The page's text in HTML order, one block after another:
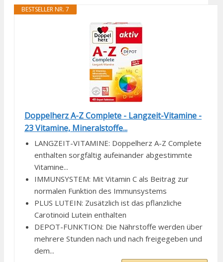
BESTSELLER NR. 7
Doppelherz A-Z Complete - Langzeit-Vitamine -
23 Vitamine, Mineralstoffe...
LANGZEIT-VITAMINE: Doppelherz A-Z Complete
enthalten sorgfältig aufeinander abgestimmte
Vitamine...
IMMUNSYSTEM: Mit Vitamin C als Beitrag zur
normalen Funktion des Immunsystems
PLUS LUTEIN: Zusätzlich ist das pflanzliche
Carotinoid Lutein enthalten
DEPOT-FUNKTION: Die Nährstoffe werden über
mehrere Stunden nach und nach freigegeben und
dem...